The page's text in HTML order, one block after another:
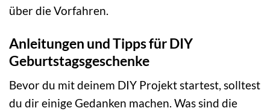
über die Vorfahren.
Anleitungen und Tipps für DIY
Geburtstagsgeschenke
Bevor du mit deinem DIY Projekt startest, solltest
du dir einige Gedanken machen. Was sind die